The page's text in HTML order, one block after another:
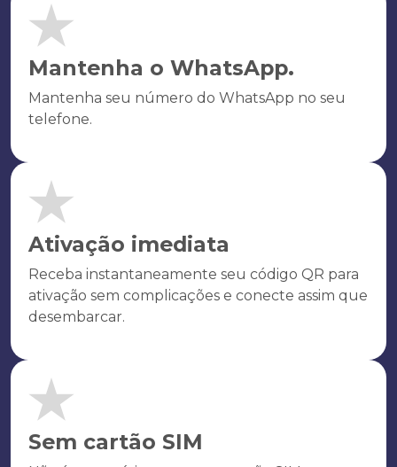
Mantenha o WhatsApp.
Mantenha seu número do WhatsApp no seu
telefone.
Ativação imediata
Receba instantaneamente seu código QR para
ativação sem complicações e conecte assim que
desembarcar.
Sem cartão SIM